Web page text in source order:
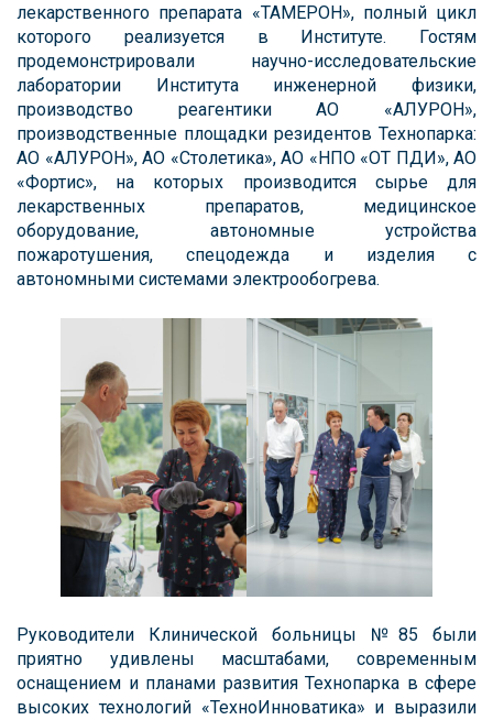
лекарственного препарата «ТАМЕРОН», полный цикл
которого реализуется в Институте. Гостям
продемонстрировали научно-исследовательские
лаборатории Института инженерной физики,
производство реагентики АО «АЛУРОН»,
производственные площадки резидентов Технопарка:
АО «АЛУРОН», АО «Столетика», АО «НПО «ОТ ПДИ», АО
«Фортис», на которых производится сырье для
лекарственных препаратов, медицинское
оборудование, автономные устройства
пожаротушения, спецодежда и изделия с
автономными системами электрообогрева.
Руководители Клинической больницы №85 были
приятно удивлены масштабами, современным
оснащением и планами развития Технопарка в сфере
высоких технологий «ТехноИнноватика» и выразили